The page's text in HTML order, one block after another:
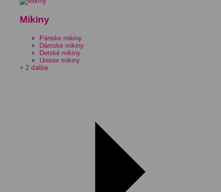
Mikiny
Pánske mikiny
Dámske mikiny
Detské mikiny
Unisex mikiny
+ 2 ďalšie